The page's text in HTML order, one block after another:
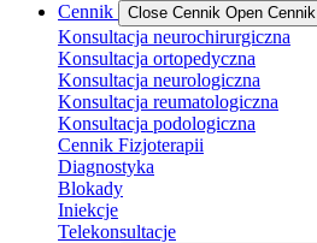
Cennik
Close Cennik Open Cennik
Konsultacja neurochirurgiczna
Konsultacja ortopedyczna
Konsultacja neurologiczna
Konsultacja reumatologiczna
Konsultacja podologiczna
Cennik Fizjoterapii
Diagnostyka
Blokady
Iniekcje
Telekonsultacje